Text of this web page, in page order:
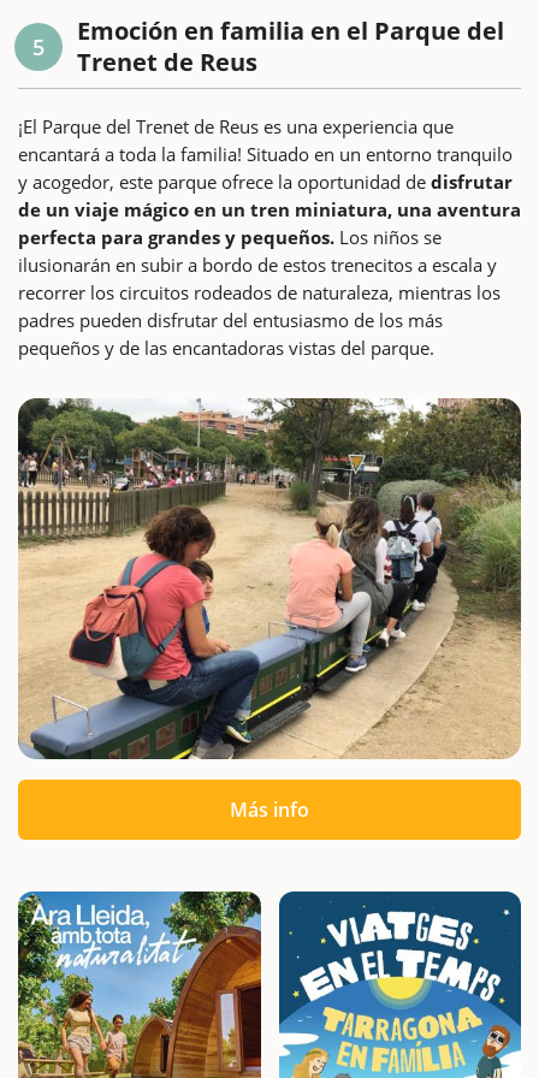
5
Emoción en familia en el Parque del
Trenet de Reus
¡El Parque del Trenet de Reus es una experiencia que
encantará a toda la familia! Situado en un entorno tranquilo
y acogedor, este parque ofrece la oportunidad de disfrutar
de un viaje mágico en un tren miniatura, una aventura
perfecta para grandes y pequeños. Los niños se
ilusionarán en subir a bordo de estos trenecitos a escala y
recorrer los circuitos rodeados de naturaleza, mientras los
padres pueden disfrutar del entusiasmo de los más
pequeños y de las encantadoras vistas del parque.
Más info